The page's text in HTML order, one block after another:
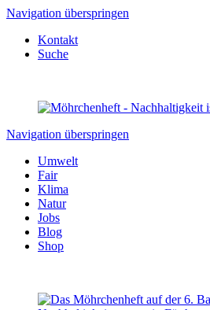
Navigation überspringen
Kontakt
Suche
Navigation überspringen
Umwelt
Fair
Klima
Natur
Jobs
Blog
Shop